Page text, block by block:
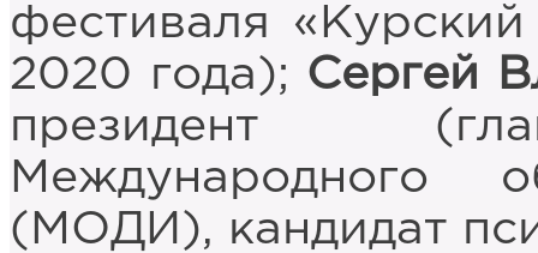
фестиваля «Курский
2020 года); Сергей
президент
Международного
(МОДИ), кандидат